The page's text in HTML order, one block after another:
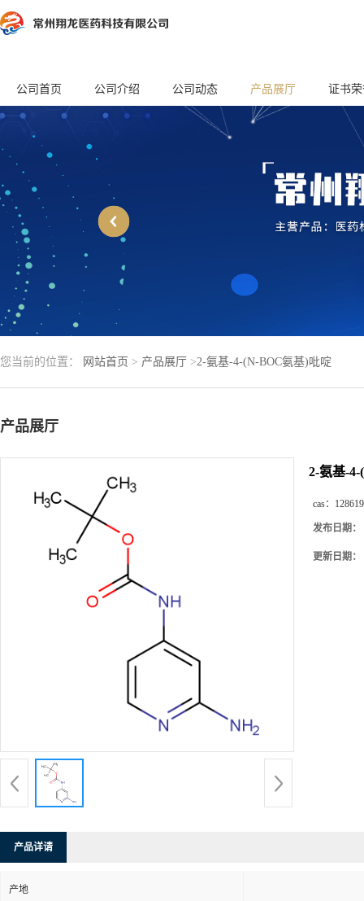
公司首页 公司介绍 公司动态 产品展厅 证书
您当前的位置： 网站首页 > 产品展厅 >2-氨基-4-(N-BOC氨基)吡啶
产品展厅
2-氨基-
cas：
发布日期：
更新日期：
产品详请
产地